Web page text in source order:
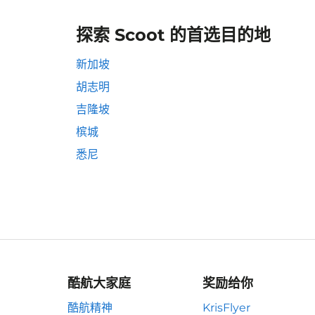
探索 Scoot 的首选目的地
新加坡
胡志明
吉隆坡
槟城
悉尼
酷航大家庭
酷航精神
奖励给你
KrisFlyer